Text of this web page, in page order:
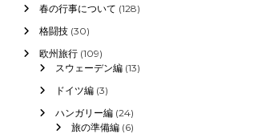
春の行事について (128)
格闘技 (30)
欧州旅行 (109)
スウェーデン編 (13)
ドイツ編 (3)
ハンガリー編 (24)
旅の準備編 (6)